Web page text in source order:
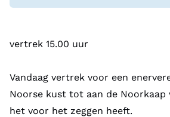
vertrek 15.00 uur
Vandaag vertrek voor een
Noorse kust tot aan de Noorkaap
het voor het zeggen heeft.